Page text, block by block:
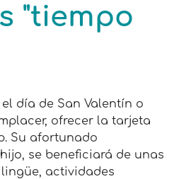
"tiempo
día de San Valentín o
ofrecer la tarjeta
Su afortunado
se beneficiará de unas
actividades